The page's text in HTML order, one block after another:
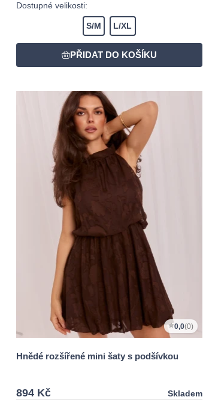
Dostupné velikosti:
S/M L/XL
0,0(0)
Hnědé rozšířené mini šaty s podšívkou
894 Kč
Skladem